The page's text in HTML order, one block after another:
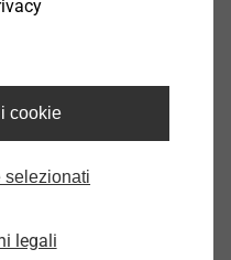
cookie
selezionati
legali